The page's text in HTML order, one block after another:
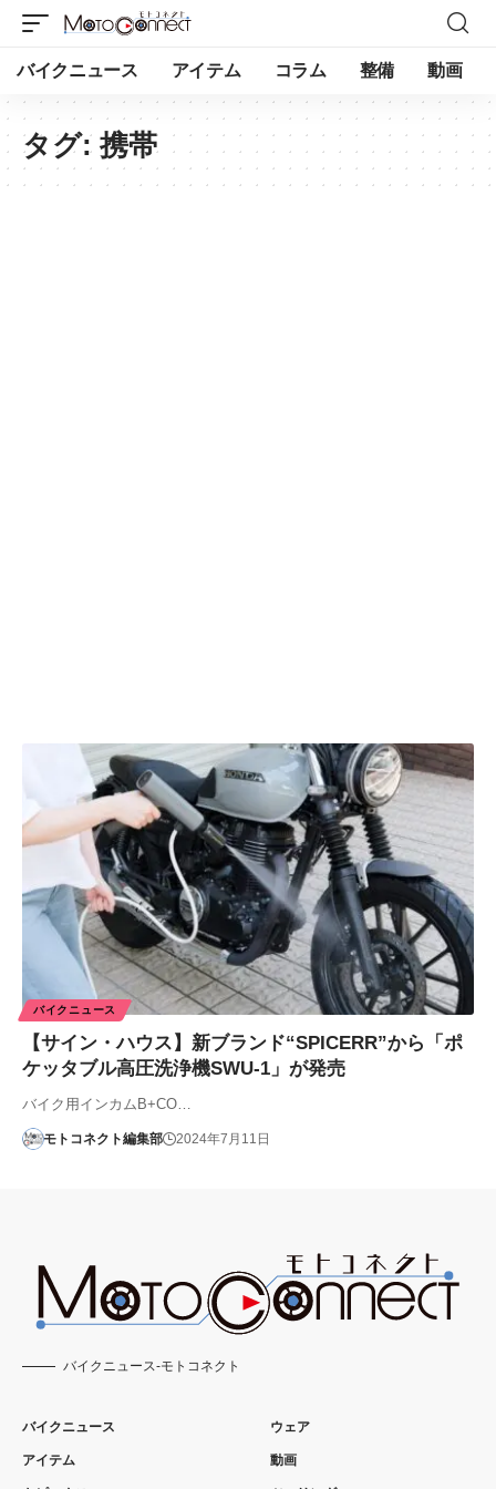
バイクニュース アイテム コラム 整備 動画
タグ: 携帯
バイクニュース
【サイン・ハウス】新ブランド“SPICERR”から「ポ
ケッタブル高圧洗浄機SWU-1」が発売
バイク用インカムB+CO…
モトコネクト編集部 2024年7月11日
バイクニュース-モトコネクト
バイクニュース
アイテム
ウェア
動画